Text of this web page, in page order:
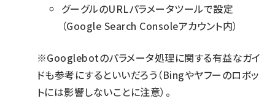
グーグルのURLパラメータツールで設定
（Google Search Consoleアカウント内）
※Googlebotのパラメータ処理に関する有益なガイ
ドも参考にするといいだろう（Bingやヤフーのロボッ
トには影響しないことに注意）。